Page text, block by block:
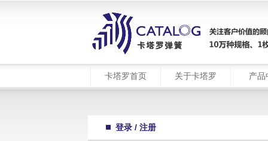
卡塔罗首页 关于卡塔罗 产品
登录 / 注册